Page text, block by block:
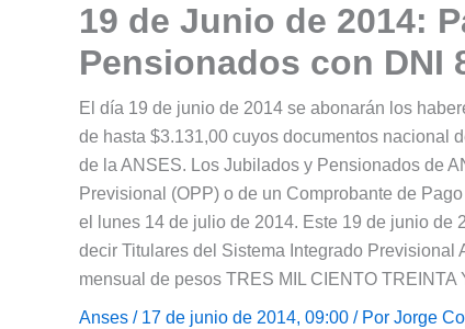
19 de Junio de 2014:
Pensionados con DNI
El día 19 de junio de 2014 se abonarán los
de hasta $3.131,00 cuyos documentos nacional
de la ANSES. Los Jubilados y Pensionados de
Previsional (OPP) o de un Comprobante de
el lunes 14 de julio de 2014. Este 19 de junio de
decir Titulares del Sistema Integrado Previsional
mensual de pesos TRES MIL CIENTO
Anses / 17 de junio de 2014, 09:00 / Por Jorge